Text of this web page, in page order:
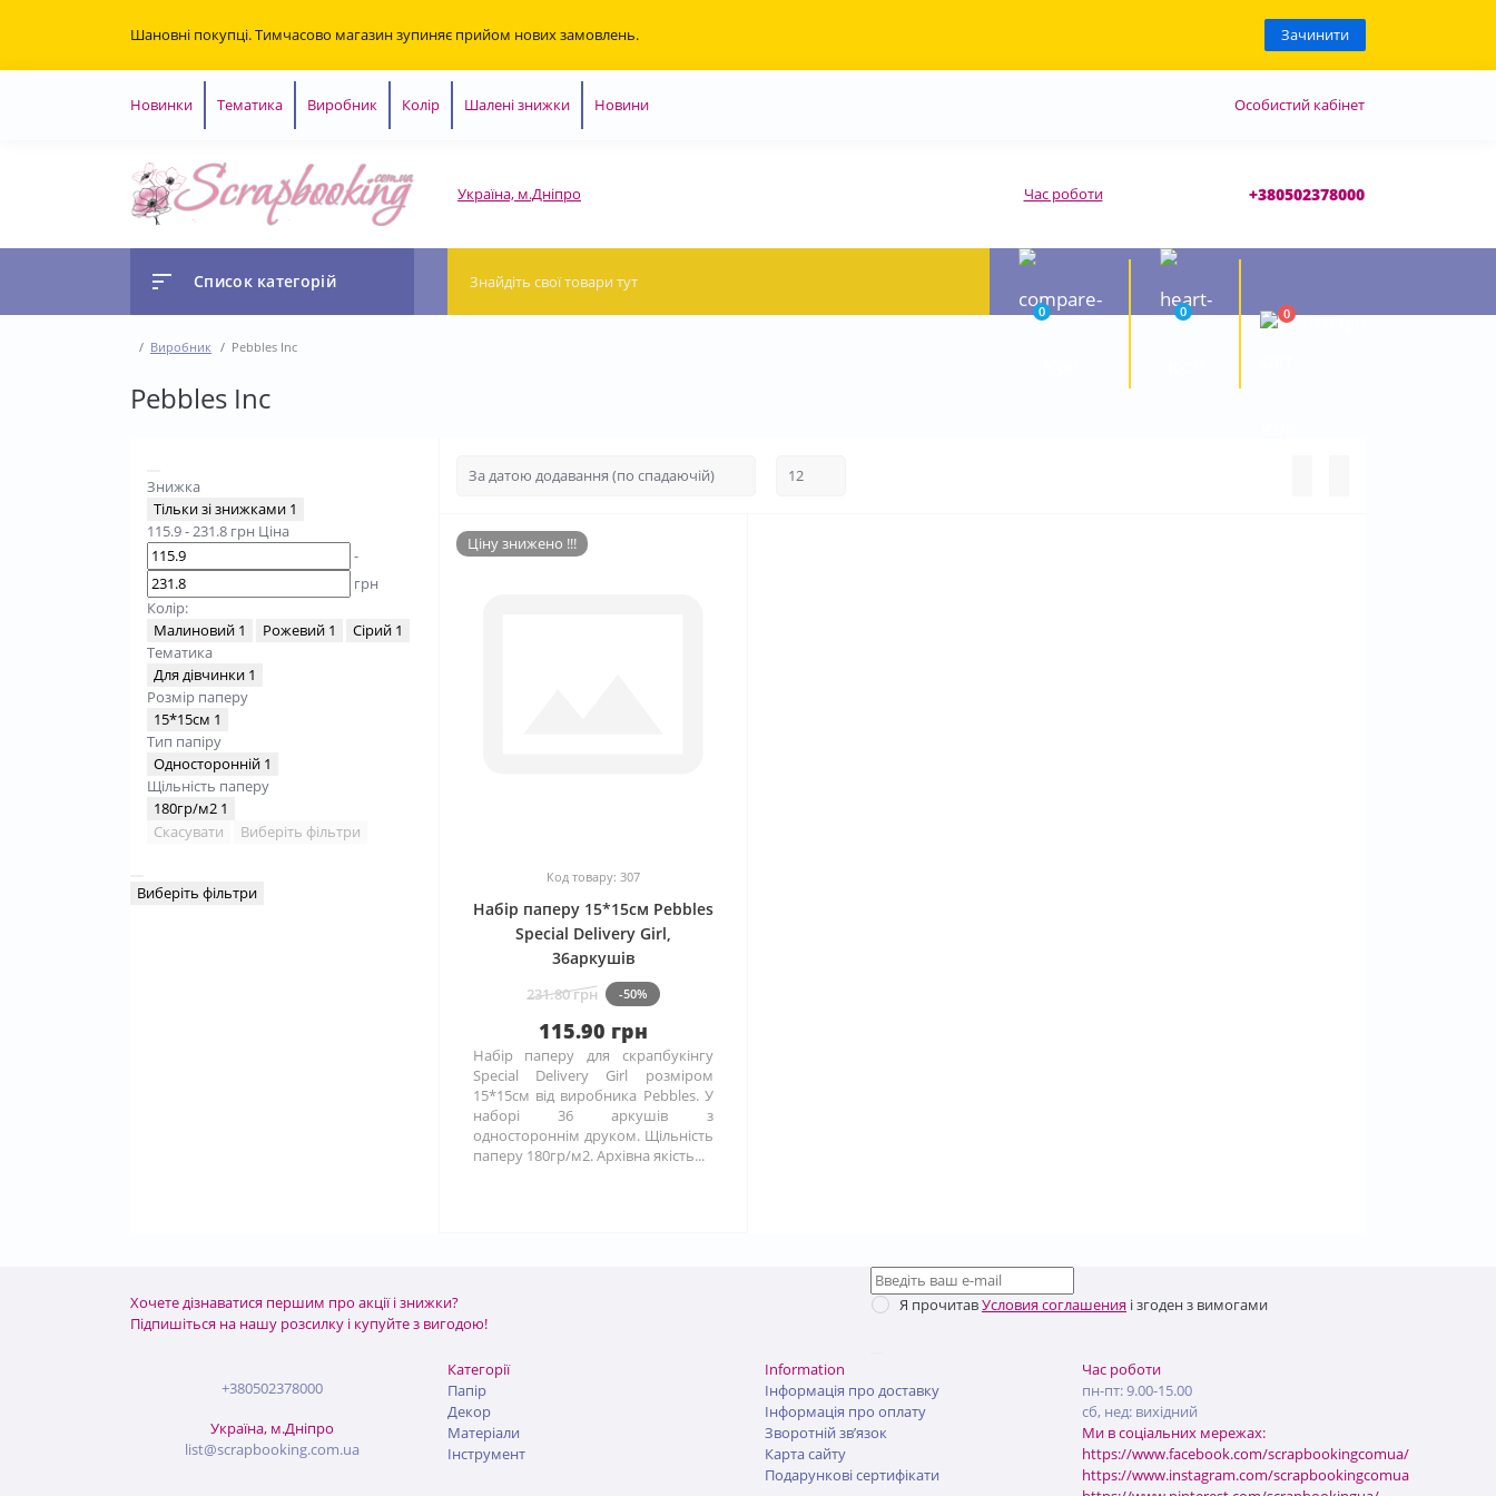
Шановні покупці. Тимчасово магазин зупиняє прийом нових замовлень. Зачинити
Новинки Тематика Виробник Колір Шалені знижки Новини Особистий кабінет
Україна, м.Дніпро Час роботи +380502378000
Список категорій
0 0 0
Виробник Pebbles Inc
Pebbles Inc
Знижка
Тільки зі знижками 1
115.9-231.8 грн Ціна
-
грн
Колір:
Малиновий 1 Рожевий 1 Сірий 1
Тематика
Для дівчинки 1
Розмір паперу
15*15см 1
Тип папіру
Односторонній 1
Щільність паперу
180гр/м2 1
Скасувати
Виберіть фільтри
Виберіть фільтри
Ціну знижено !!!
Код товару: 307
Набір паперу 15*15см Pebbles
Special Delivery Girl,
36аркушів
231.80 грн -50%
115.90 грн
Набір паперу для скрапбукінгу
Special Delivery Girl розміром
15*15см від виробника Pebbles. У
наборі 36 аркушів з
одностороннім друком. Щільність
паперу 180гр/м2. Архівна якість...
Хочете дізнаватися першим про акції і знижки?
Підпишіться на нашу розсилку і купуйте з вигодою!
Я прочитавУсловия соглашения і згоден з вимогами
+380502378000
Україна, м.Дніпро
list@scrapbooking.com.ua
Категорії
Папір
Декор
Матеріали
Інструмент
Information
Інформація про доставку
Інформація про оплату
Зворотній зв’язок
Карта сайту
Подарункові сертифікати
Час роботи
пн-пт: 9.00-15.00
сб, нед: вихідний
Ми в соціальних мережах:
https://www.facebook.com/scrapbookingcomua/
https://www.instagram.com/scrapbookingcomua